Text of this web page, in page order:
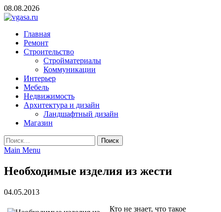
Skip
to
08.08.2026
vgasa.ru
Строительный журнал. Всё о строительстве и ремонтах
Главная
Ремонт
Строительство
Стройматериалы
Коммуникации
Интерьер
Мебель
Недвижимость
Архитектура и дизайн
Ландшафтный дизайн
Магазин
Найти:
Main Menu
Необходимые изделия из жести
04.05.2013
Кто не знает, что такое